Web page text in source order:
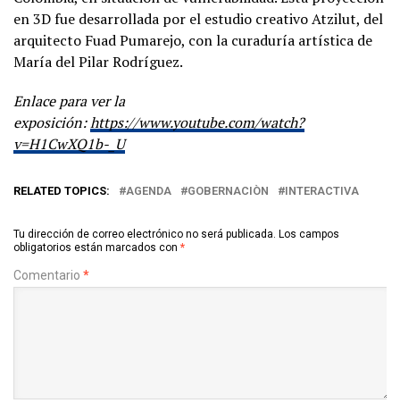
en 3D fue desarrollada por el estudio creativo Atzilut, del
arquitecto Fuad Pumarejo, con la curaduría artística de
María del Pilar Rodríguez.
Enlace para ver la
exposición:https://www.youtube.com/watch?
v=H1CwXQ1b-_U
RELATED TOPICS: AGENDA GOBERNACIÒN INTERACTIVA
Tu dirección de correo electrónico no será publicada. Los campos
obligatorios están marcados con *
Comentario *